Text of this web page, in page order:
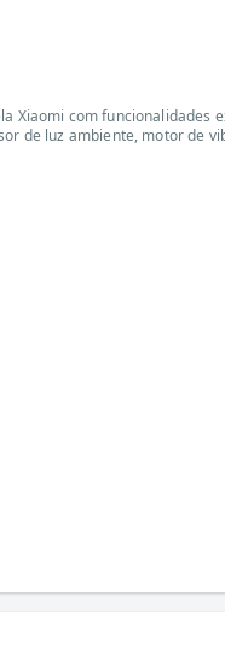
Xiaomi com funcionalidades
de luz ambiente, motor